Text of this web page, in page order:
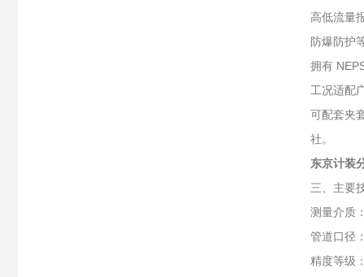
高低流量
防爆防护
拥有
工况适配
可配套夹
社。
东京计装
三、主要
测量介质
管道口径
精度等级